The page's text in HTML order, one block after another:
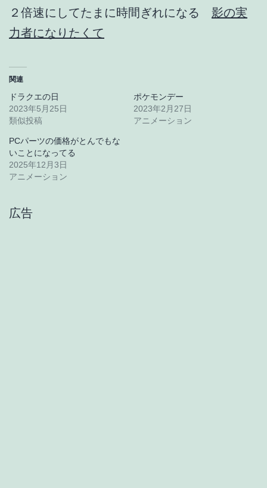
２倍速にしてたまに時間ぎれになる 影の実
力者になりたくて
関連
ドラクエの日
2023年5月25日
類似投稿
ポケモンデー
2023年2月27日
アニメーション
PCパーツの価格がとんでもな
いことになってる
2025年12月3日
アニメーション
広告